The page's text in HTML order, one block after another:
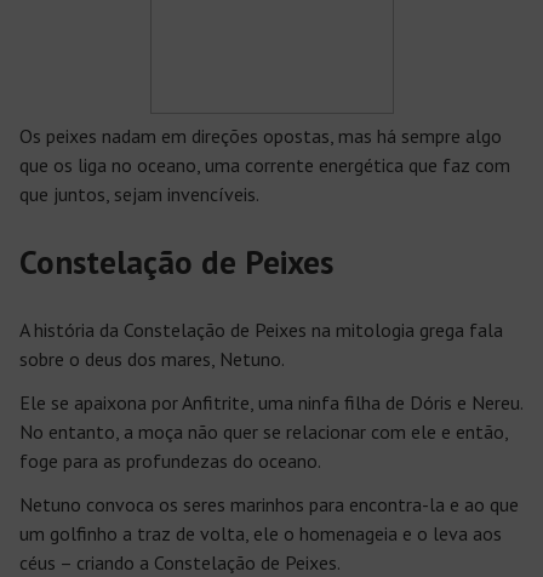
Os peixes nadam em direções opostas, mas há sempre algo
que os liga no oceano, uma corrente energética que faz com
que juntos, sejam invencíveis.
Constelação de Peixes
A história da Constelação de Peixes na mitologia grega fala
sobre o deus dos mares, Netuno.
Ele se apaixona por Anfitrite, uma ninfa filha de Dóris e Nereu.
No entanto, a moça não quer se relacionar com ele e então,
foge para as profundezas do oceano.
Netuno convoca os seres marinhos para encontra-la e ao que
um golfinho a traz de volta, ele o homenageia e o leva aos
céus – criando a Constelação de Peixes.